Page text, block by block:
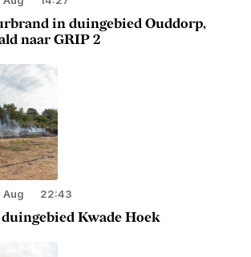
in duingebied Ouddorp,
naar GRIP 2
Aug 22:43
Kwade Hoek